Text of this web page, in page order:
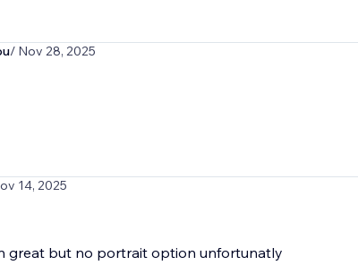
/ Nov 28, 2025
14, 2025
great but no portrait option unfortunatly